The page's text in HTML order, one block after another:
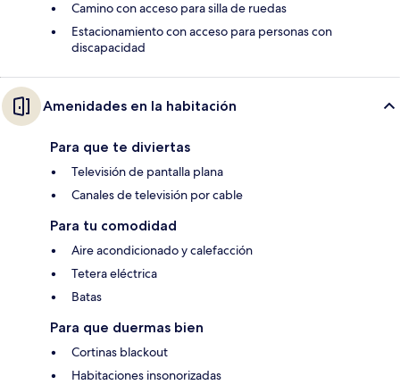
Camino con acceso para silla de ruedas
Estacionamiento con acceso para personas con
discapacidad
Amenidades en la habitación
Para que te diviertas
Televisión de pantalla plana
Canales de televisión por cable
Para tu comodidad
Aire acondicionado y calefacción
Tetera eléctrica
Batas
Para que duermas bien
Cortinas blackout
Habitaciones insonorizadas